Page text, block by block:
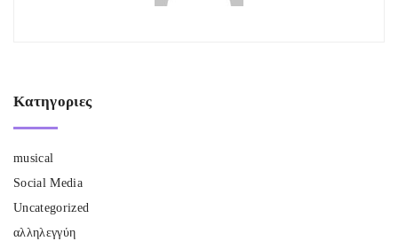
Κατηγοριες
musical
Social Media
Uncategorized
αλληλεγγύη